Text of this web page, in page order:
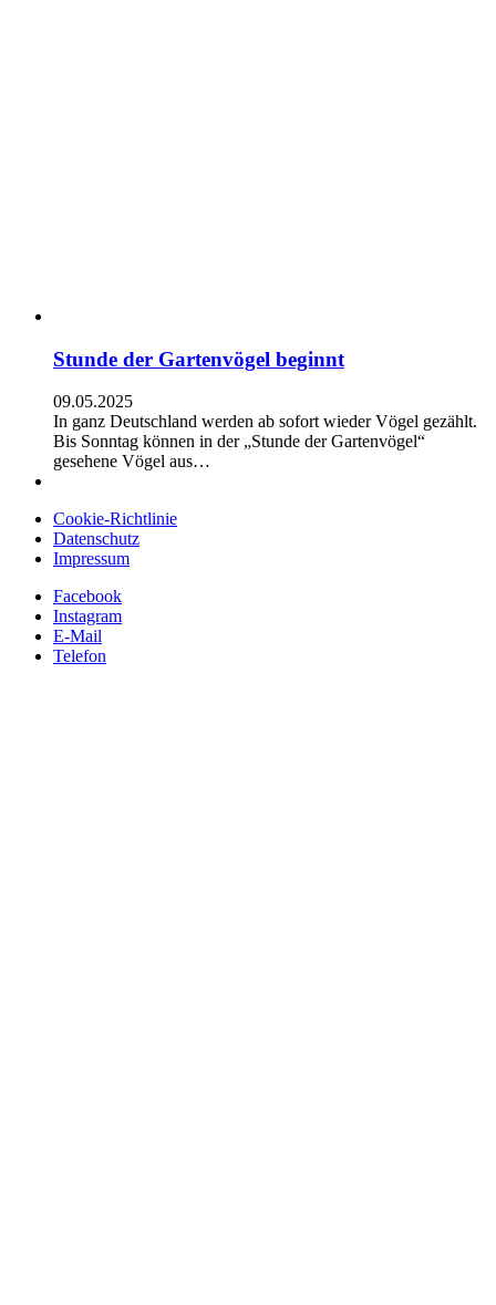
Stunde der Gartenvögel beginnt
09.05.2025
In ganz Deutschland werden ab sofort wieder Vögel gezählt.
Bis Sonntag können in der „Stunde der Gartenvögel“
gesehene Vögel aus…
Cookie-Richtlinie
Datenschutz
Impressum
Facebook
Instagram
E-Mail
Telefon